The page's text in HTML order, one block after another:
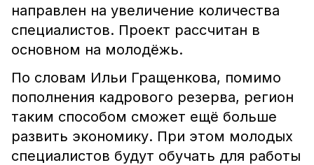
направлен на увеличение количества
специалистов. Проект рассчитан в
основном на молодёжь.
По словам Ильи Гращенкова, помимо
пополнения кадрового резерва, регион
таким способом сможет ещё больше
развить экономику. При этом молодых
специалистов будут обучать для работы